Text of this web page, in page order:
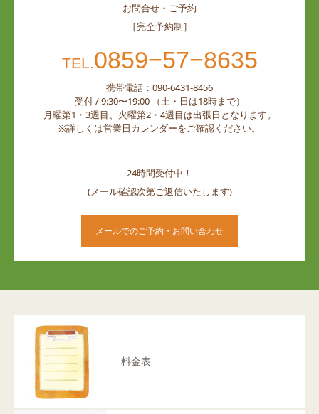
お問合せ・ご予約
［完全予約制］
TEL.0859−57−8635
携帯電話：090-6431-8456
受付 / 9:30〜19:00 （土・日は18時まで）
月曜第1・3週目、火曜第2・4週目は出張日となります。
※詳しくは営業日カレンダーをご確認ください。
24時間受付中！
(メール確認次第ご返信いたします)
メールでのご予約・お問い合わせ
料金表